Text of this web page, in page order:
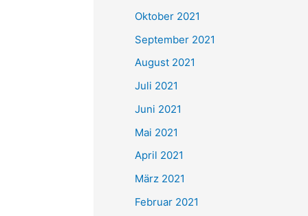
e
n
h
:
Oktober 2021
September 2021
August 2021
Juli 2021
Juni 2021
Mai 2021
April 2021
März 2021
Februar 2021